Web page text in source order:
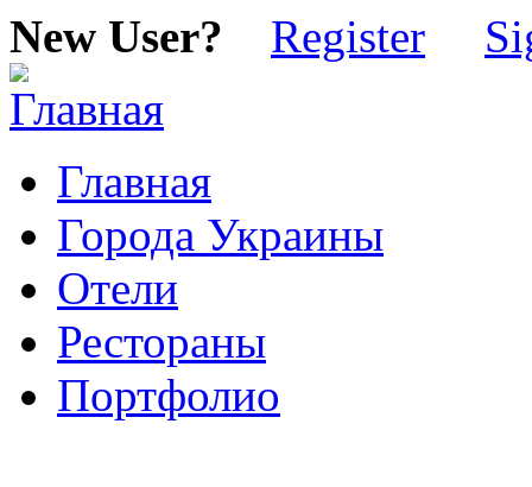
New User? Register
Главная
Города Украины
Отели
Рестораны
Портфолио